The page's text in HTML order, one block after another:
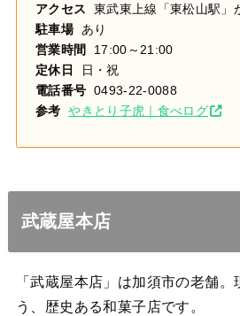
アクセス 東武東上線「東松山駅」
駐車場あり
営業時間
17:00～21:00
定休日
日・祝
電話番号 0493-22-0088
参考 やきとり子虎｜食べログ
武蔵屋本店
「武蔵屋本店」は加須市の老舗
う、歴史ある和菓子店です。